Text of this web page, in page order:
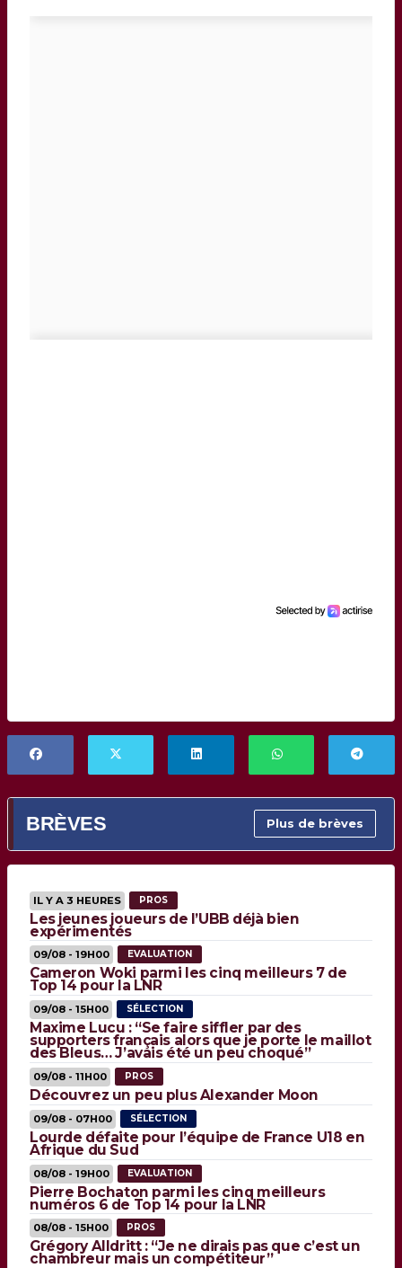
BRÈVES Plus de brèves
IL Y A 3 HEURES PROS
Les jeunes joueurs de l’UBB déjà bien
expérimentés
09/08 - 19H00 EVALUATION
Cameron Woki parmi les cinq meilleurs 7 de
Top 14 pour la LNR
09/08 - 15H00 SÉLECTION
Maxime Lucu : “Se faire siffler par des
supporters français alors que je porte le maillot
des Bleus… J’avais été un peu choqué”
09/08 - 11H00 PROS
Découvrez un peu plus Alexander Moon
09/08 - 07H00 SÉLECTION
Lourde défaite pour l’équipe de France U18 en
Afrique du Sud
08/08 - 19H00 EVALUATION
Pierre Bochaton parmi les cinq meilleurs
numéros 6 de Top 14 pour la LNR
08/08 - 15H00 PROS
Grégory Alldritt : “Je ne dirais pas que c’est un
chambreur mais un compétiteur”